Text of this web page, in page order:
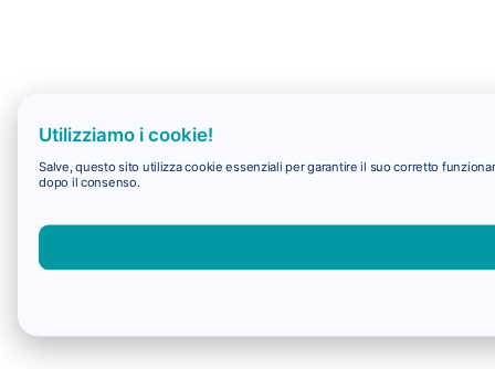
Utilizziamo i cookie!
Salve, questo sito utilizza cookie essenziali per garantire il suo corretto
dopo il consenso.